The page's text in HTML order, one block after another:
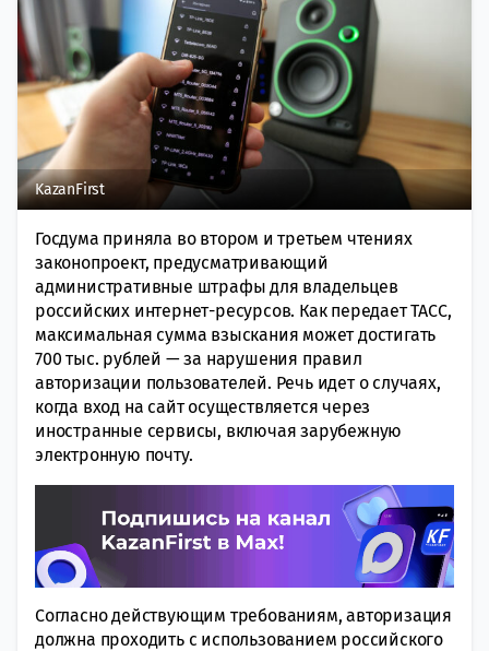
KazanFirst
Госдума приняла во втором и третьем чтениях
законопроект, предусматривающий
административные штрафы для владельцев
российских интернет-ресурсов. Как передает ТАСС,
максимальная сумма взыскания может достигать
700 тыс. рублей — за нарушения правил
авторизации пользователей. Речь идет о случаях,
когда вход на сайт осуществляется через
иностранные сервисы, включая зарубежную
электронную почту.
Согласно действующим требованиям, авторизация
должна проходить с использованием российского